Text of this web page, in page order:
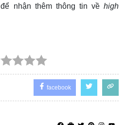
để nhận thêm thông tin vềhigh
facebook